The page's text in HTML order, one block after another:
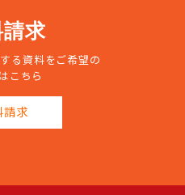
求
る資料をご希望の
こちら
請求